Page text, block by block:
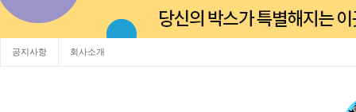
공지사항 회사소개